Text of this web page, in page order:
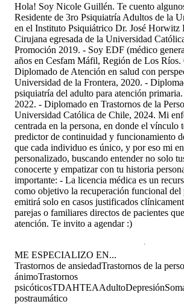
Hola! Soy Nicole Guillén. Te cuento
Residente de 3ro Psiquiatría Adultos de la
en el Instituto Psiquiátrico Dr. José Horwitz
Cirujana egresada de la Universidad
Promoción 2019. - Soy EDF (médico
años en Cesfam Máfil, Región de Los Ríos.
Diplomado de Atención en salud con
Universidad de la Frontera, 2020. -
psiquiatría del adulto para atención
2022. - Diplomado en Trastornos de la
Universidad Católica de Chile, 2024. Mi
centrada en la persona, en donde el vínculo
predictor de continuidad y funcionamiento
que cada individuo es único, y por eso mi
personalizado, buscando entender no solo
conocerte y empatizar con tu historia
importante: - La licencia médica es un
como objetivo la recuperación funcional del
emitirá solo en casos justificados
parejas o familiares directos de pacientes
atención. Te invito a agendar :)
ME ESPECIALIZO EN...
Trastornos de ansiedadTrastornos de la
ánimoTrastornos
psicóticosTDAHTEAAdultoDepresión
postraumático